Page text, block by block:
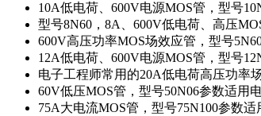
10A低电荷、600V电源MOS管，型号
型号8N60，8A、600V低电荷、高压
600V高压功率MOS场效应管，型号
12A低电荷、600V电源MOS管，型号
电子工程师常用的20A低电荷高压功率
60V低压MOS管，型号50N06参数适用
75A大电流MOS管，型号75N100参数适